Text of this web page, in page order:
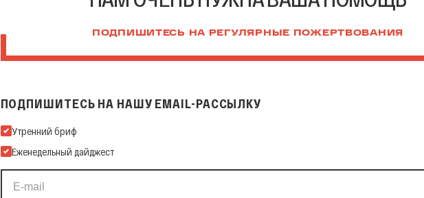
ПОДПИШИТЕСЬ НА РЕГУЛЯРНЫЕ ПОЖЕРТВОВАНИЯ
ПОДПИШИТЕСЬ НА НАШУ EMAIL-РАССЫЛКУ
Подпишитесь на нашу Email-рассылку
Утренний бриф
Еженедельный дайджест